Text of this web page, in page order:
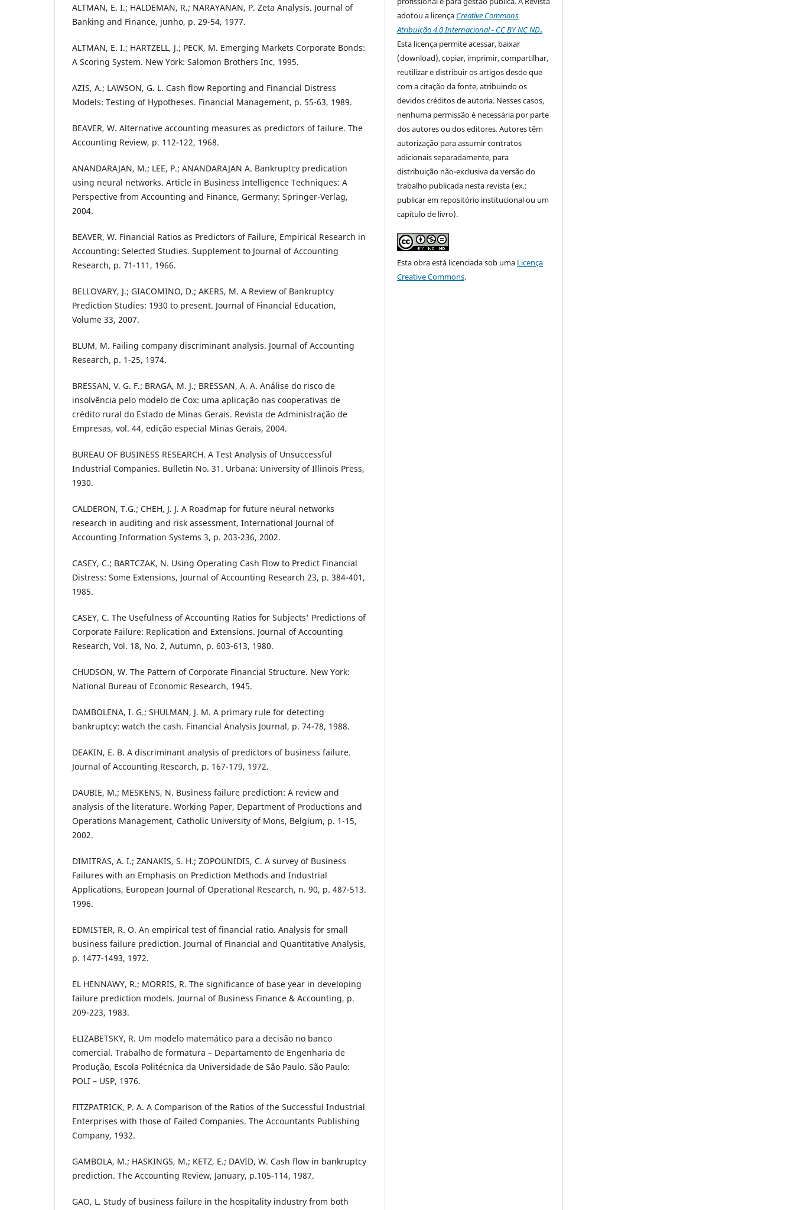
ALTMAN, E. I.; HALDEMAN, R.; NARAYANAN, P. Zeta Analysis. Journal of
Banking and Finance, junho, p. 29-54, 1977.
ALTMAN, E. I.; HARTZELL, J.; PECK, M. Emerging Markets Corporate Bonds:
A Scoring System. New York: Salomon Brothers Inc, 1995.
AZIS, A.; LAWSON, G. L. Cash flow Reporting and Financial Distress
Models: Testing of Hypotheses. Financial Management, p. 55-63, 1989.
BEAVER, W. Alternative accounting measures as predictors of failure. The
Accounting Review, p. 112-122, 1968.
ANANDARAJAN, M.; LEE, P.; ANANDARAJAN A. Bankruptcy predication
using neural networks. Article in Business Intelligence Techniques: A
Perspective from Accounting and Finance, Germany: Springer-Verlag,
2004.
BEAVER, W. Financial Ratios as Predictors of Failure, Empirical Research in
Accounting: Selected Studies. Supplement to Journal of Accounting
Research, p. 71-111, 1966.
BELLOVARY, J.; GIACOMINO, D.; AKERS, M. A Review of Bankruptcy
Prediction Studies: 1930 to present. Journal of Financial Education,
Volume 33, 2007.
BLUM, M. Failing company discriminant analysis. Journal of Accounting
Research, p. 1-25, 1974.
BRESSAN, V. G. F.; BRAGA, M. J.; BRESSAN, A. A. Análise do risco de
insolvência pelo modelo de Cox: uma aplicação nas cooperativas de
crédito rural do Estado de Minas Gerais. Revista de Administração de
Empresas, vol. 44, edição especial Minas Gerais, 2004.
BUREAU OF BUSINESS RESEARCH. A Test Analysis of Unsuccessful
Industrial Companies. Bulletin No. 31. Urbana: University of Illinois Press,
1930.
CALDERON, T.G.; CHEH, J. J. A Roadmap for future neural networks
research in auditing and risk assessment, International Journal of
Accounting Information Systems 3, p. 203-236, 2002.
CASEY, C.; BARTCZAK, N. Using Operating Cash Flow to Predict Financial
Distress: Some Extensions, Journal of Accounting Research 23, p. 384-401,
1985.
CASEY, C. The Usefulness of Accounting Ratios for Subjects' Predictions of
Corporate Failure: Replication and Extensions. Journal of Accounting
Research, Vol. 18, No. 2, Autumn, p. 603-613, 1980.
CHUDSON, W. The Pattern of Corporate Financial Structure. New York:
National Bureau of Economic Research, 1945.
DAMBOLENA, I. G.; SHULMAN, J. M. A primary rule for detecting
bankruptcy: watch the cash. Financial Analysis Journal, p. 74-78, 1988.
DEAKIN, E. B. A discriminant analysis of predictors of business failure.
Journal of Accounting Research, p. 167-179, 1972.
DAUBIE, M.; MESKENS, N. Business failure prediction: A review and
analysis of the literature. Working Paper, Department of Productions and
Operations Management, Catholic University of Mons, Belgium, p. 1-15,
2002.
DIMITRAS, A. I.; ZANAKIS, S. H.; ZOPOUNIDIS, C. A survey of Business
Failures with an Emphasis on Prediction Methods and Industrial
Applications, European Journal of Operational Research, n. 90, p. 487-513.
1996.
EDMISTER, R. O. An empirical test of financial ratio. Analysis for small
business failure prediction. Journal of Financial and Quantitative Analysis,
p. 1477-1493, 1972.
EL HENNAWY, R.; MORRIS, R. The significance of base year in developing
failure prediction models. Journal of Business Finance & Accounting, p.
209-223, 1983.
ELIZABETSKY, R. Um modelo matemático para a decisão no banco
comercial. Trabalho de formatura – Departamento de Engenharia de
Produção, Escola Politécnica da Universidade de São Paulo. São Paulo:
POLI – USP, 1976.
FITZPATRICK, P. A. A Comparison of the Ratios of the Successful Industrial
Enterprises with those of Failed Companies. The Accountants Publishing
Company, 1932.
GAMBOLA, M.; HASKINGS, M.; KETZ, E.; DAVID, W. Cash flow in bankruptcy
prediction. The Accounting Review, January, p.105-114, 1987.
GAO, L. Study of business failure in the hospitality industry from both
adotou a licença Creative Commons
Atribuição 4.0 Internacional - CC BY NC ND.
Esta licença permite acessar, baixar
(download), copiar, imprimir, compartilhar,
reutilizar e distribuir os artigos desde que
com a citação da fonte, atribuindo os
devidos créditos de autoria. Nesses casos,
nenhuma permissão é necessária por parte
dos autores ou dos editores.Autores têm
autorização para assumir contratos
adicionais separadamente, para
distribuição não-exclusiva da versão do
trabalho publicada nesta revista (ex.:
publicar em repositório institucional ou um
capítulo de livro).
Esta obra está licenciada sob uma Licença
Creative Commons.